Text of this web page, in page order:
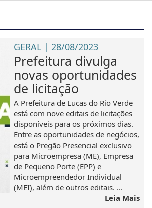
GERAL | 28/08/2023
Prefeitura divulga
novas oportunidades
de licitação
A Prefeitura de Lucas do Rio Verde
está com nove editais de licitações
disponíveis para os próximos dias.
Entre as oportunidades de negócios,
está o Pregão Presencial exclusivo
para Microempresa (ME), Empresa
de Pequeno Porte (EPP) e
Microempreendedor Individual
(MEI), além de outros editais. ...
Leia Mais